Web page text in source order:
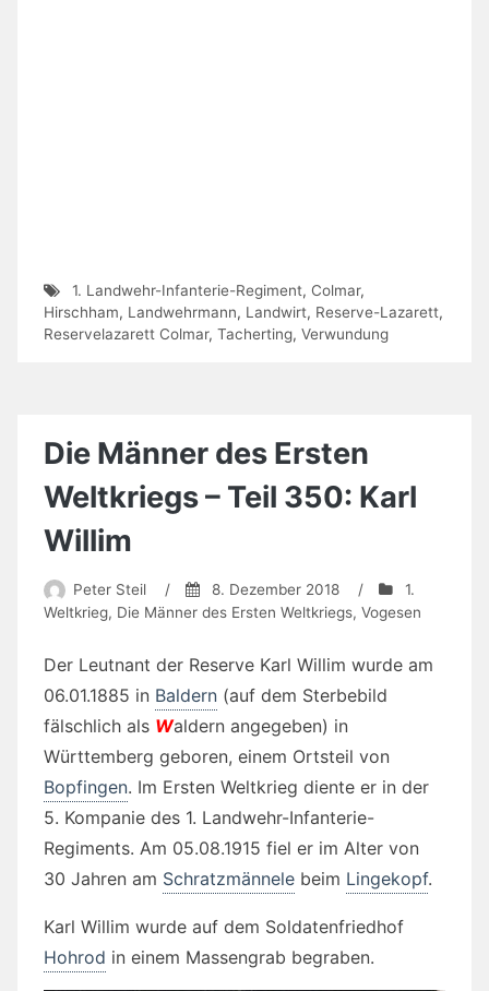
1. Landwehr-Infanterie-Regiment, Colmar,
Hirschham, Landwehrmann, Landwirt, Reserve-Lazarett,
Reservelazarett Colmar, Tacherting, Verwundung
Die Männer des Ersten
Weltkriegs – Teil 350: Karl
Willim
Peter Steil / 8. Dezember 2018 /
1.
Weltkrieg, Die Männer des Ersten Weltkriegs, Vogesen
Der Leutnant der Reserve Karl Willim wurde am
06.01.1885 in Baldern (auf dem Sterbebild
fälschlich als Waldern angegeben) in
Württemberg geboren, einem Ortsteil von
Bopfingen. Im Ersten Weltkrieg diente er in der
5. Kompanie des 1. Landwehr-Infanterie-
Regiments. Am 05.08.1915 fiel er im Alter von
30 Jahren am Schratzmännele beim Lingekopf.
Karl Willim wurde auf dem Soldatenfriedhof
Hohrod in einem Massengrab begraben.